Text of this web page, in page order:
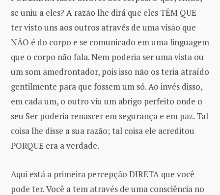
se uniu a eles? A razão lhe dirá que eles TÊM QUE
ter visto uns aos outros através de uma visão que
NÃO é do corpo e se comunicado em uma linguagem
que o corpo não fala. Nem poderia ser uma vista ou
um som amedrontador, pois isso não os teria atraído
gentilmente para que fossem um só. Ao invés disso,
em cada um, o outro viu um abrigo perfeito onde o
seu Ser poderia renascer em segurança e em paz. Tal
coisa lhe disse a sua razão; tal coisa ele acreditou
PORQUE era a verdade.
Aqui está a primeira percepção DIRETA que você
pode ter. Você a tem através de uma consciência no